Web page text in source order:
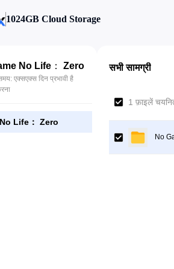
1024GB Cloud Storage
No Life： Zero
एक्सएक्स दिन प्रभावी है
Life： Zero
सभी सामग्री
1 फ़ाइलें
No